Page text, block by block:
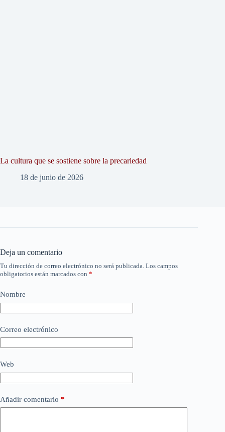
La cultura que se sostiene sobre la precariedad
18 de junio de 2026
Deja un comentario
Tu dirección de correo electrónico no será publicada. Los campos
obligatorios están marcados con *
Nombre
Correo electrónico
Web
Añadir comentario *